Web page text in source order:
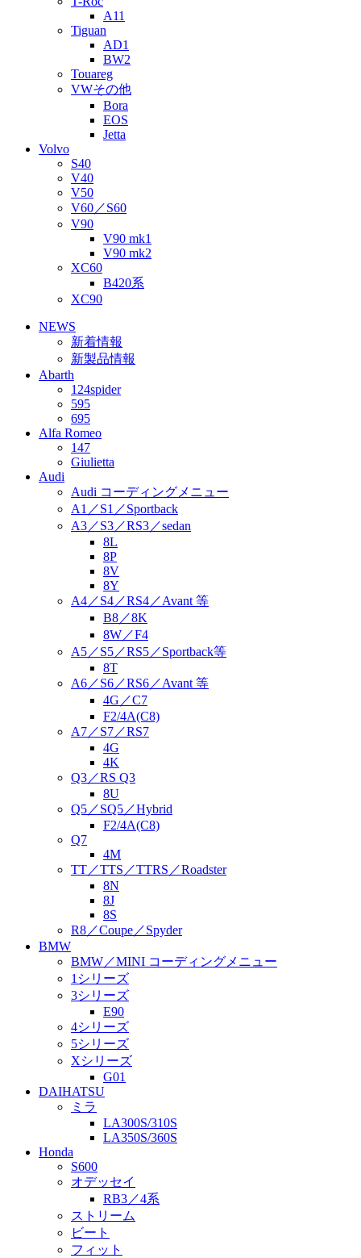
A11
Tiguan
AD1
BW2
Touareg
VWその他
Bora
EOS
Jetta
Volvo
S40
V40
V50
V60／S60
V90
V90 mk1
V90 mk2
XC60
B420系
XC90
NEWS
新着情報
新製品情報
Abarth
124spider
595
695
Alfa Romeo
147
Giulietta
Audi
Audi コーディングメニュー
A1／S1／Sportback
A3／S3／RS3／sedan
8L
8P
8V
8Y
A4／S4／RS4／Avant 等
B8／8K
8W／F4
A5／S5／RS5／Sportback等
8T
A6／S6／RS6／Avant 等
4G／C7
F2/4A(C8)
A7／S7／RS7
4G
4K
Q3／RS Q3
8U
Q5／SQ5／Hybrid
F2/4A(C8)
Q7
4M
TT／TTS／TTRS／Roadster
8N
8J
8S
R8／Coupe／Spyder
BMW
BMW／MINI コーディングメニュー
1シリーズ
3シリーズ
E90
4シリーズ
5シリーズ
Xシリーズ
G01
DAIHATSU
ミラ
LA300S/310S
LA350S/360S
Honda
S600
オデッセイ
RB3／4系
ストリーム
ビート
フィット